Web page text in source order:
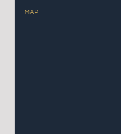
MAP